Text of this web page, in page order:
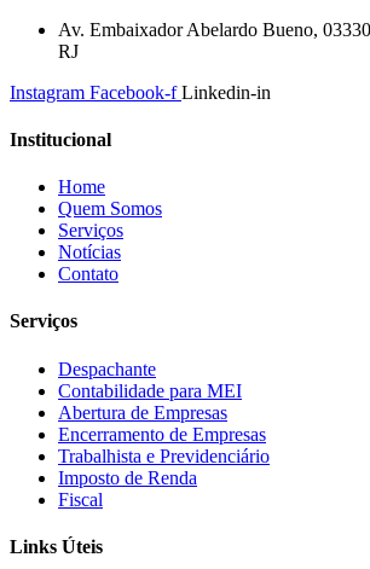
Av. Embaixador Abelardo Bueno,
RJ
Instagram Facebook-f Linkedin-in
Institucional
Home
Quem Somos
Serviços
Notícias
Contato
Serviços
Despachante
Contabilidade para MEI
Abertura de Empresas
Encerramento de Empresas
Trabalhista e Previdenciário
Imposto de Renda
Fiscal
Links Úteis